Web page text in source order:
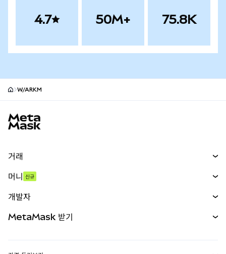
4.7 50M+ 75.8K
W/ARKM
거래
무기한 선물
실물자산
머니 신규
개발자
MetaMask 받기